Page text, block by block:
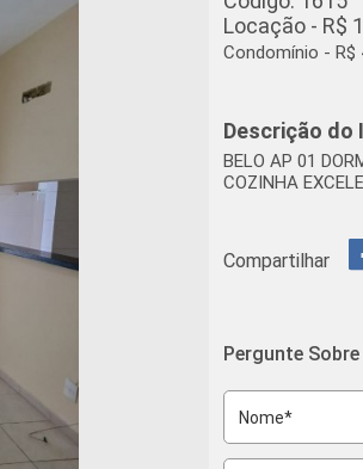
Locação - R$
Condomínio - R$
Descrição do
BELO AP 01
COZINHA
Compartilhar
Pergunte